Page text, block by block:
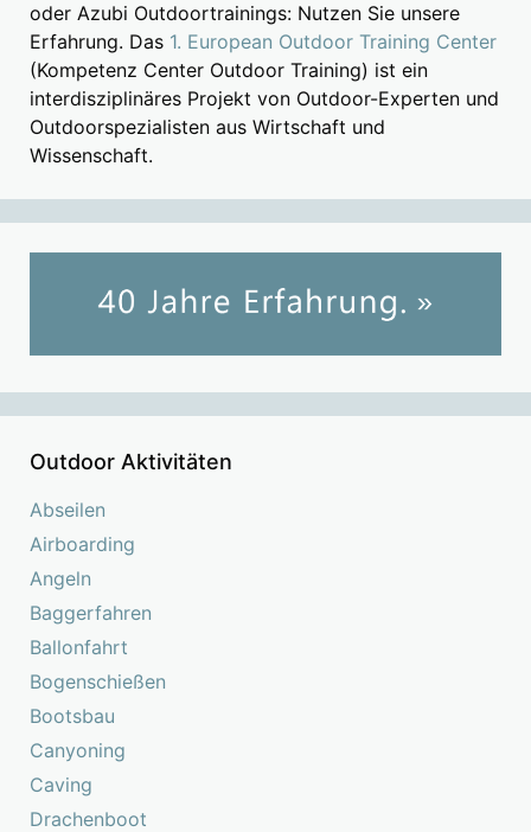
oder Azubi Outdoortrainings: Nutzen Sie unsere
Erfahrung. Das 1. European Outdoor Training Center
(Kompetenz Center Outdoor Training) ist ein
interdisziplinäres Projekt von Outdoor-Experten und
Outdoorspezialisten aus Wirtschaft und
Wissenschaft.
Outdoor Aktivitäten
Abseilen
Airboarding
Angeln
Baggerfahren
Ballonfahrt
Bogenschießen
Bootsbau
Canyoning
Caving
Drachenboot